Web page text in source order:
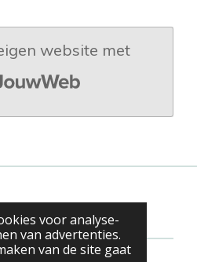
voor analyse-
van advertenties.
van de site gaat
website met